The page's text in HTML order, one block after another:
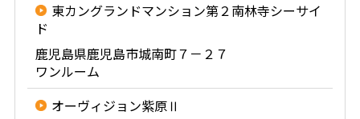
東カングランドマンション第２南林寺シーサイ
ド
鹿児島県鹿児島市城南町７－２７
ワンルーム
オーヴィジョン紫原Ⅱ